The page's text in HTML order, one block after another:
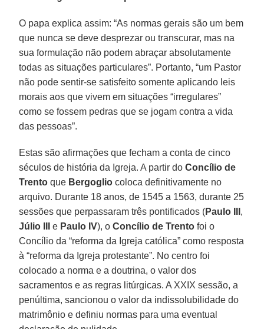
O papa explica assim: “As normas gerais são um bem
que nunca se deve desprezar ou transcurar, mas na
sua formulação não podem abraçar absolutamente
todas as situações particulares”. Portanto, “um Pastor
não pode sentir-se satisfeito somente aplicando leis
morais aos que vivem em situações “irregulares”
como se fossem pedras que se jogam contra a vida
das pessoas”.
Estas são afirmações que fecham a conta de cinco
séculos de história da Igreja. A partir doConcílio de
Trento que Bergoglio coloca definitivamente no
arquivo. Durante 18 anos, de 1545 a 1563, durante 25
sessões que perpassaram três pontificados (Paulo III ,
Júlio III
e Paulo IV), oConcílio de Trento foi o
Concílio da “reforma da Igreja católica” como resposta
à “reforma da Igreja protestante”. No centro foi
colocado a norma e a doutrina, o valor dos
sacramentos e as regras litúrgicas. A XXIX sessão, a
penúltima, sancionou o valor da indissolubilidade do
matrimônio e definiu normas para uma eventual